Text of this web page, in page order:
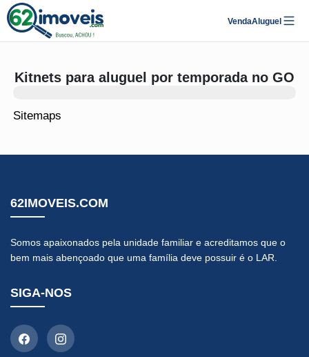
VendaAluguel
Kitnets para aluguel por temporada no GO
Sitemaps
62IMOVEIS.COM
Somos apaixonados pela unidade familiar e acreditamos que o
bem mais abençoado que uma família deve possuir é o LAR.
SIGA-NOS